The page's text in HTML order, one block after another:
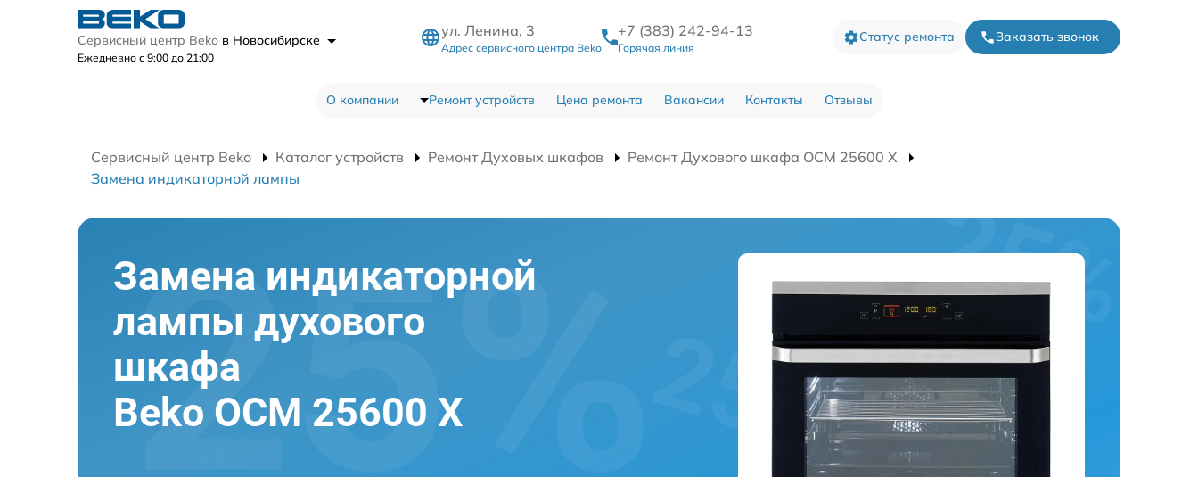
Сервисный центр Beko в Новосибирске
Ежедневно с 9:00 до 21:00
ул. Ленина, 3
Адрес сервисного центра Beko
+7 (383) 242-94-13
Горячая линия
Статус ремонта Заказать звонок
О компании Ремонт устройств Цена ремонта Вакансии Контакты Отзывы
Сервисный центр Beko Каталог устройств Ремонт Духовых шкафов
Ремонт Духового шкафа OCM 25600 X
Замена индикаторной лампы
Замена индикаторной
лампы духового
шкафа
Beko OCM 25600 X